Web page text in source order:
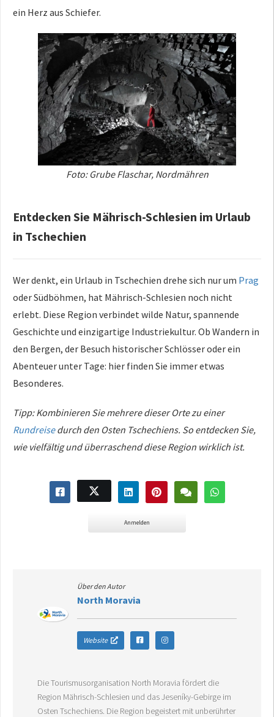
ein Herz aus Schiefer.
Foto: Grube Flaschar, Nordmähren
Entdecken Sie Mährisch-Schlesien im Urlaub
in Tschechien
Wer denkt, ein Urlaub in Tschechien drehe sich nur um Prag
oder Südböhmen, hat Mährisch-Schlesien noch nicht
erlebt. Diese Region verbindet wilde Natur, spannende
Geschichte und einzigartige Industriekultur. Ob Wandern in
den Bergen, der Besuch historischer Schlösser oder ein
Abenteuer unter Tage: hier finden Sie immer etwas
Besonderes.
Tipp: Kombinieren Sie mehrere dieser Orte zu einer
Rundreisedurch den Osten Tschechiens. So entdecken Sie,
wie vielfältig und überraschend diese Region wirklich ist.
Anmelden
Über den Autor
North Moravia
Website
Die Tourismusorganisation North Moravia fördert die
Region Mährisch-Schlesien und das Jeseníky-Gebirge im
Osten Tschechiens. Die Region begeistert mit unberührter